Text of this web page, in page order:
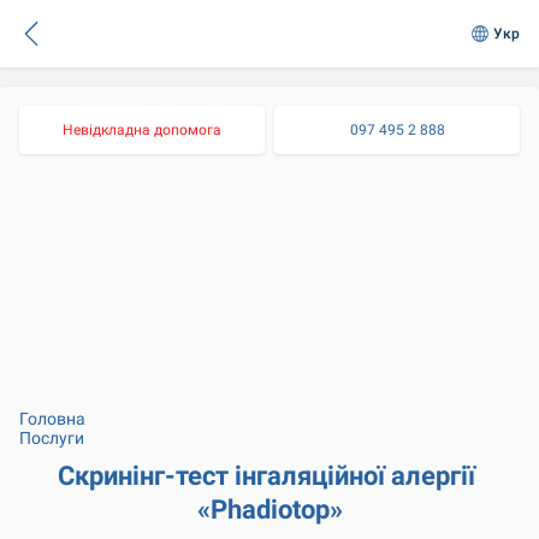
Укр
Невідкладна допомога 097 495 2 888
Головна
Послуги
Скринінг-тест інгаляційної алергії
«Phadiotop»